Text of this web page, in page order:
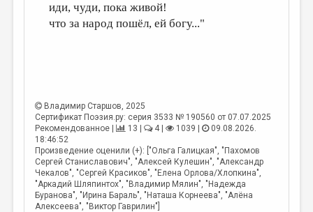
иди, чуди, пока живой!
что за народ пошёл, ей богу..."
Владимир Старшов, 2025
Сертификат Поэзия.ру: серия 3533 № 190560 от 07.07.2025
Рекомендованное |
13 | 4 | 1039 |
09.08.2026.
18:46:52
Произведение оценили (+): ["Ольга Галицкая", "Пахомов
Сергей Станиславович", "Алексей Кулешин", "Александр
Чекалов", "Сергей Красиков", "Елена Орлова/Хлопкина",
"Аркадий Шляпинтох", "Владимир Мялин", "Надежда
Буранова", "Ирина Бараль", "Наташа Корнеева", "Алёна
Алексеева", "Виктор Гаврилин"]